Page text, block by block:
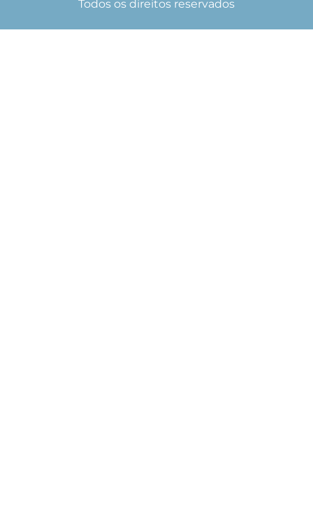
Todos os direitos reservados